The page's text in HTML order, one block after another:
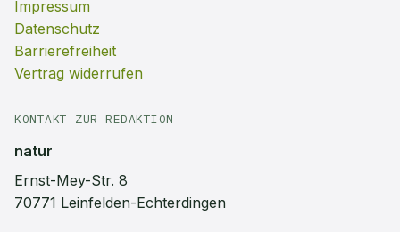
Impressum
Datenschutz
Barrierefreiheit
Vertrag widerrufen
KONTAKT ZUR REDAKTION
natur
Ernst-Mey-Str. 8
70771 Leinfelden-Echterdingen